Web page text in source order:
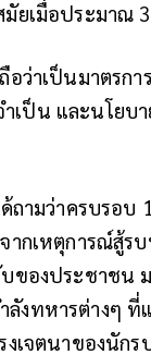
ยเมื่อประมาณ
อว่าเป็นมาตร
เป็น และนโยบ
ด้ถามว่าครบรอ
ากเหตุการณ์สู้ร
ของประชาชน
ลังทหารต่างๆ
รงเจตนาของนั